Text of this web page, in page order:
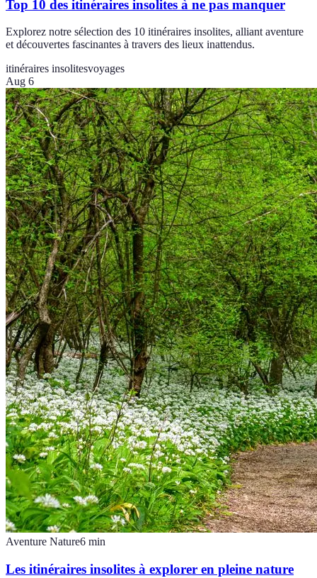
Top 10 des itinéraires insolites à ne pas manquer
Explorez notre sélection des 10 itinéraires insolites, alliant aventure
et découvertes fascinantes à travers des lieux inattendus.
itinéraires insolitesvoyages
Aug 6
Aventure Nature6 min
Les itinéraires insolites à explorer en pleine nature